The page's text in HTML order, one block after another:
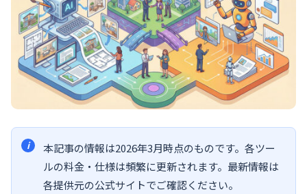
本記事の情報は2026年3月時点のものです。各ツー
ルの料金・仕様は頻繁に更新されます。最新情報は
各提供元の公式サイトでご確認ください。